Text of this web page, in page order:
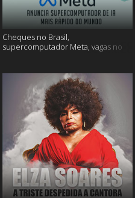
Cheques no Brasil,
supercomputador Meta, vagas no